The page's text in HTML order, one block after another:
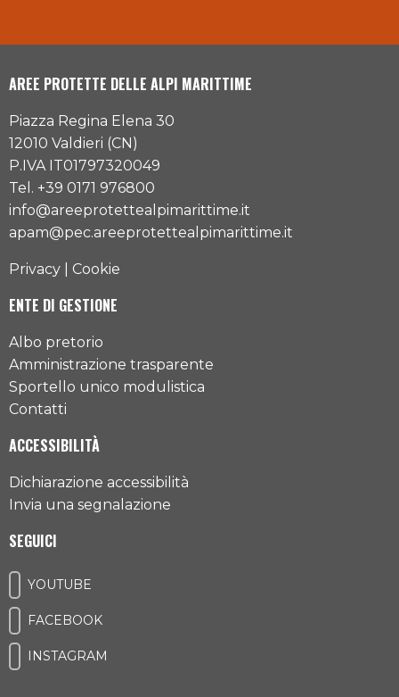
AREE PROTETTE DELLE ALPI MARITTIME
Piazza Regina Elena 30
12010 Valdieri (CN)
P.IVA IT01797320049
Tel. +39 0171 976800
info@areeprotettealpimarittime.it
apam@pec.areeprotettealpimarittime.it
Privacy Cookie
ENTE DI GESTIONE
Albo pretorio
Amministrazione trasparente
Sportello unico modulistica
Contatti
ACCESSIBILITÀ
Dichiarazione accessibilità
Invia una segnalazione
SEGUICI
YOUTUBE
FACEBOOK
INSTAGRAM